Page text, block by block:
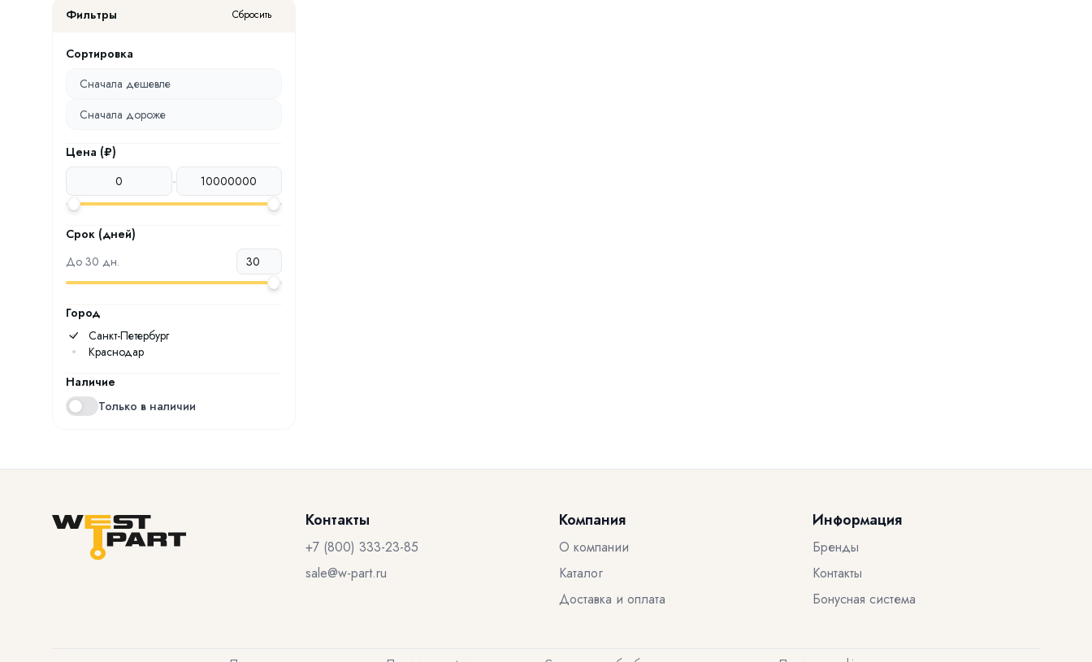
Фильтры Сбросить
Сортировка
Сначала дешевле
Сначала дороже
Цена (₽)
-
Срок (дней)
До 30 дн.
Город
Санкт-Петербург
Краснодар
Наличие
Только в наличии
Контакты
+7 (800) 333-23-85
sale@w-part.ru
Компания
О компании
Каталог
Доставка и оплата
Информация
Бренды
Контакты
Бонусная система